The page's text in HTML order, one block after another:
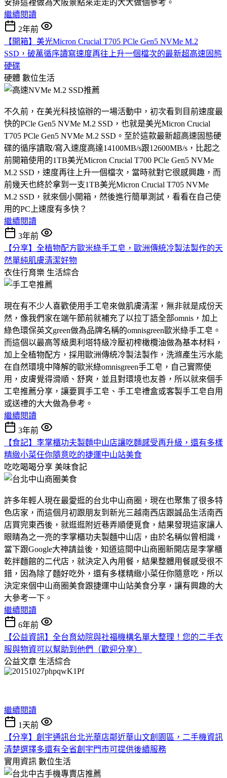
安排這裡做為大阪景點來走走的大大做個參考。
繼續閱讀
2年前
【開箱】美光Micron Crucial T705 PCle Gen5 NVMe M.2
SSD，破萬循序讀寫速度再往上升一個檔次的最新超高速固態
硬碟
硬體 數位生活
不久前，在美光科技協辦的一場活動中，初次看到目前速度最
快的PCle Gen5 NVMe M.2 SSD，也就是美光Micron Crucial
T705 PCle Gen5 NVMe M.2 SSD。至於這款最新超高速固態硬
碟的循序讀取/寫入速度高達14100MB/s跟12600MB/s，比起之
前開箱使用的1TB美光Micron Crucial T700 PCle Gen5 NVMe
M.2 SSD，速度再往上升一個檔次，當時就對它很感興趣，而
前幾天也終於拿到一支1TB美光Micron Crucial T705 NVMe
M.2 SSD，就來個小開箱，然後進行簡單測試，看看在自己使
用的PC上速度有多快？
繼續閱讀
3年前
【分享】全植物配方歐米綠手工皂，歐洲傳統冷製法製作的天
然單純肌膚清潔好物
衣住行育樂 生活綜合
現在有不少人喜歡使用手工皂來做肌膚清潔，無非就是成份天
然，像我們家在端午節前就補充了以拉丁語全部omnis，加上
綠色環保英文green做為品牌名稱的omnisgreen歐米綠手工皂。
而這個以最高等級奧利塔特級冷壓初榨橄欖油做為基本材料，
加上全植物配方，採用歐洲傳統冷製法製作，洗滌產生污水能
在自然環境中降解的歐米綠omnisgreen手工皂，自己實際使
用，皮膚覺得滑順、舒爽，並且對環境也友善，所以就來個手
工皂推薦分享，讓要買手工皂、手工皂禮盒或客製手工皂自用
或送禮的大大做為參考。
繼續閱讀
3年前
【食記】李掌櫃功夫製麵中山店讓吃麵感受再升級，還有多樣
精緻小菜任你隨意吃的捷運中山站美食
吃吃喝喝分享 美味食記
許多年輕人現在最愛逛的台北中山商圈，現在也聚集了很多特
色店家，而這個月初跟朋友到新光三越南西店跟誠品生活南西
店買完東西後，就逛逛附近巷弄順便覓食，結果發現這家讓人
眼睛為之一亮的李掌櫃功夫製麵中山店，由於名稱似曾相識，
當下跟Google大神請益後，知道這間中山商圈新開店是李掌櫃
乾拌麵館的二代店，就決定入內用餐，結果整體用餐感受很不
錯，因為除了麵好吃外，還有多樣精緻小菜任你隨意吃，所以
決定來個中山商圈美食跟捷運中山站美食分享，讓有興趣的大
大參考一下。
繼續閱讀
6年前
【公益資訊】全台育幼院與社福機構名單大整理！您的二手衣
服與物資可以幫助到他們（歡迎分享）
公益文章 生活綜合
繼續閱讀
1天前
【分享】創宇通訊台北光華店鄰近華山文創園區，二手機資訊
清楚選擇多還有全省創宇門市可提供後續服務
實用資訊 數位生活